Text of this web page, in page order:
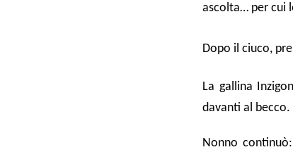
ascolta… per cui
Dopo il ciuco,
La gallina
davanti al becco.
Nonno